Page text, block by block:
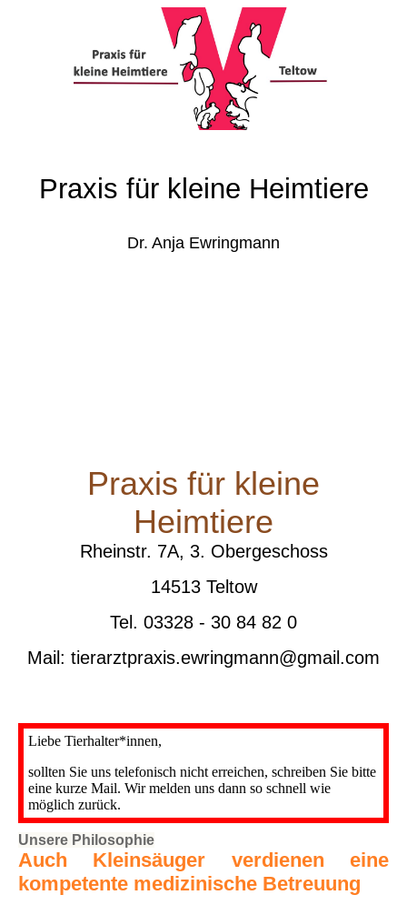
Praxis für kleine Heimtiere
Dr. Anja Ewringmann
Praxis für kleine
Heimtiere
Rheinstr. 7A, 3. Obergeschoss
14513 Teltow
Tel. 03328 - 30 84 82 0
Mail: tierarztpraxis.ewringmann@gmail.com
Liebe Tierhalter*innen,
sollten Sie uns telefonisch nicht erreichen, schreiben Sie bitte
eine kurze Mail. Wir melden uns dann so schnell wie
möglich zurück.
Unsere Philosophie
Auch Kleinsäuger verdienen eine
kompetente medizinische Betreuung